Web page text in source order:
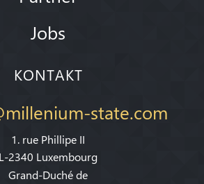
Jobs
KONTAKT
state.com
1. rue Phillipe II
L-2340 Luxembourg
Grand-Duché de